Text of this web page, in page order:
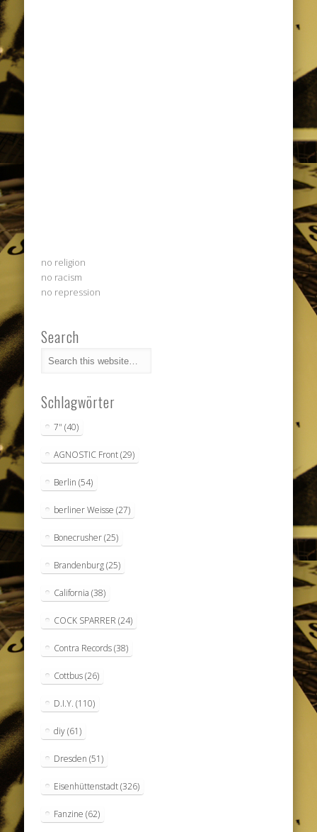
no religion
no racism
no repression
Search
Schlagwörter
7" (40)
AGNOSTIC Front(29)
Berlin (54)
berliner Weisse (27)
Bonecrusher(25)
Brandenburg(25)
California (38)
COCK SPARRER (24)
Contra Records(38)
Cottbus(26)
D.I.Y. (110)
diy(61)
Dresden (51)
Eisenhüttenstadt(326)
Fanzine (62)